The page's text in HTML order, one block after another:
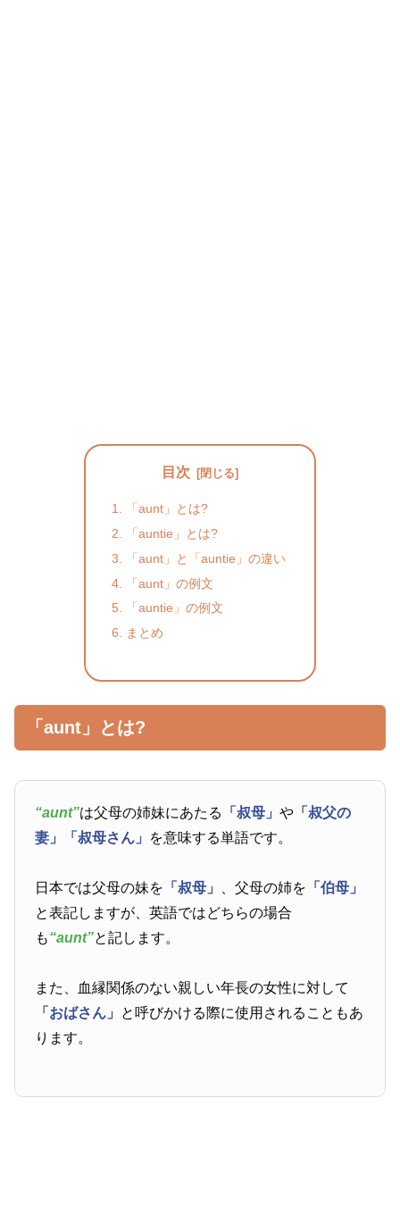
目次
「aunt」とは?
「auntie」とは?
「aunt」と「auntie」の違い
「aunt」の例文
「auntie」の例文
まとめ
「aunt」とは?
“aunt”は父母の姉妹にあたる 「叔母」や 「叔父の
妻」
「叔母さん」 を意味する単語です。
日本では父母の妹を 「叔母」 、父母の姉を 「伯母」
と表記しますが、英語ではどちらの場合
も“aunt”と記します。
また、血縁関係のない親しい年長の女性に対して
「おばさん」 と呼びかける際に使用されることもあ
ります。